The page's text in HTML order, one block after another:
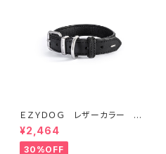
ＥＺＹＤＯＧ レザーカラー S
(全2色)
¥2,464
30%OFF